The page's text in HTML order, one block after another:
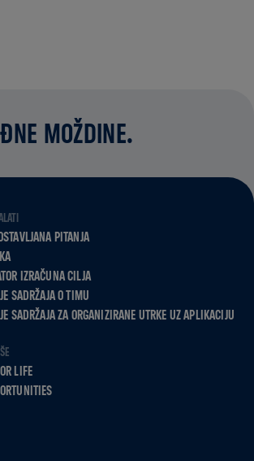
MOŽDINE.
PITANJA
IZRAČUNA CILJA
SADRŽAJA O TIMU
SADRŽAJA ZA ORGANIZIRANE UTRKE UZ APLIKACIJU
LIFE